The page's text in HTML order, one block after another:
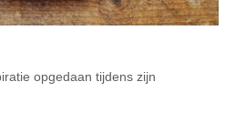
opgedaan tijdens zijn